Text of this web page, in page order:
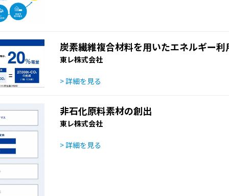
炭素繊維複合材料を用いたエネルギー利
東レ株式会社
> 詳細を見る
非石化原料素材の創出
東レ株式会社
> 詳細を見る